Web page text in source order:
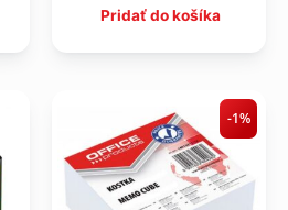
Pridať do košíka
-1%